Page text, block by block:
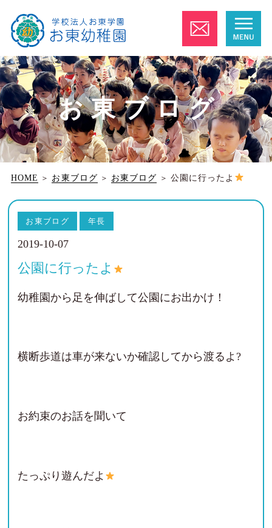
お東ブログ
HOME ＞ お東ブログ ＞ お東ブログ ＞ 公園に行ったよ
お東ブログ 年長
2019-10-07
公園に行ったよ
幼稚園から足を伸ばして公園にお出かけ！
横断歩道は車が来ないか確認してから渡るよ?
お約束のお話を聞いて
たっぷり遊んだよ